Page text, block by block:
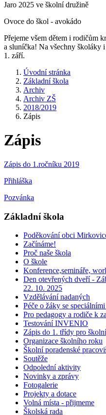
Jaro 2025 ve školní družině
Ovoce do škol - avokádo
Přejeme všem dětem i rodičům
a sluníčka! Na všechny školáky
1. září.
Úvodní stránka
Základní škola
Archiv
Archiv ZŠ
2018/2019
Zápis
Zápis
Zápis do 1.ročníku 2019
Přihláška
Pozvánka
Základní škola
Poděkování obci
Začínáme!
Proč naše škola
O škole
Konference,semináře,
Den otevřených dveří -
22. 10. 2025
Vzdělávání nadaných
Péče o žáky se
Pro pedagogy a rodiče k
Testování INVENIO
Zápis do 1. třídy pro
Organizace školního roku
Školní poradenské
Soutěže
Odpolední aktivity
Novinky a zprávy
Fotogalerie
Projekty a dotace
Volná místa - přijmeme
Školská rada